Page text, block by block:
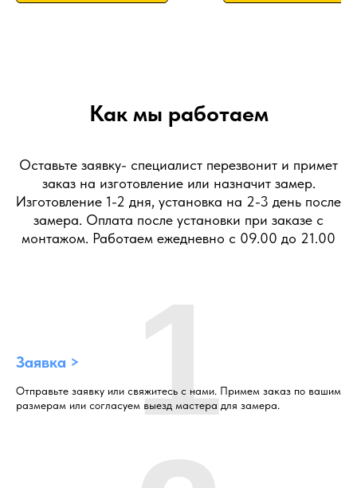
Как мы работаем
Оставьте заявку- специалист перезвонит и примет
заказ на изготовление или назначит замер.
Изготовление 1-2 дня, установка на 2-3 день после
замера. Оплата после установки при заказе с
монтажом. Работаем ежедневно с 09.00 до 21.00
Заявка >
Отправьте заявку или свяжитесь с нами. Примем заказ по вашим
размерам или согласуем выезд мастера для замера.
1